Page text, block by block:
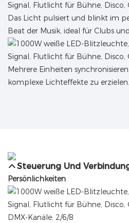
Das Licht pulsiert und blinkt im
Beat der Musik, ideal für Clubs
Mehrere Einheiten
komplexe Lichteffekte zu erzielen.
Steuerung Und
Persönlichkeiten
DMX-Kanäle: 2/6/8